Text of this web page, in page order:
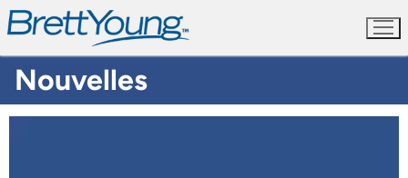
Aller
au
contenu
Nouvelles